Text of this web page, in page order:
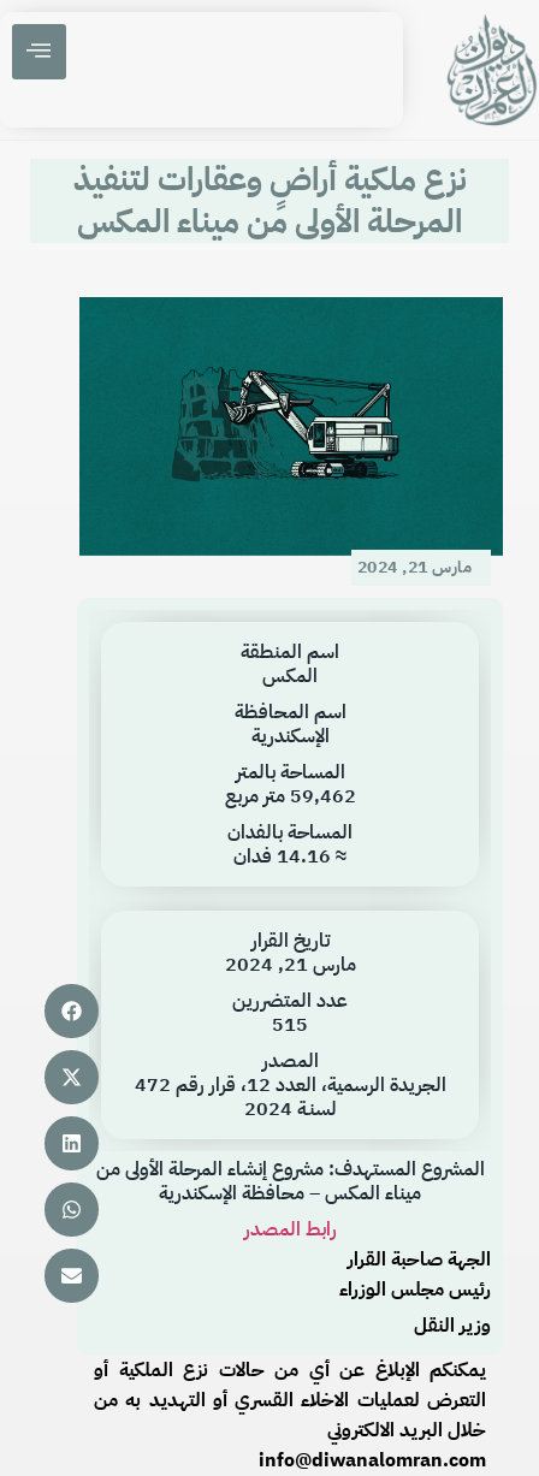
نزع ملكية أراضٍ وعقارات لتنفيذ
المرحلة الأولى من ميناء المكس
مارس 21, 2024
اسم المنطقة
المكس
اسم المحافظة
الإسكندرية
المساحة بالمتر
59,462 متر مربع
المساحة بالفدان
≈ 14.16 فدان
تاريخ القرار
مارس 21, 2024
عدد المتضررين
515
المصدر
الجريدة الرسمية، العدد 12، قرار رقم 472
لسنـة 2024
المشروع المستهدف: مشروع إنشاء المرحلة الأولى من
ميناء المكس – محافظة الإسكندرية
رابط المصدر
الجهة صاحبة القرار
رئيس مجلس الوزراء
وزير النقل
يمكنكم الإبلاغ عن أي من حالات نزع الملكية أو
التعرض لعمليات الاخلاء القسري أو التهديد به من
خلال البريد الالكتروني
info@diwanalomran.com